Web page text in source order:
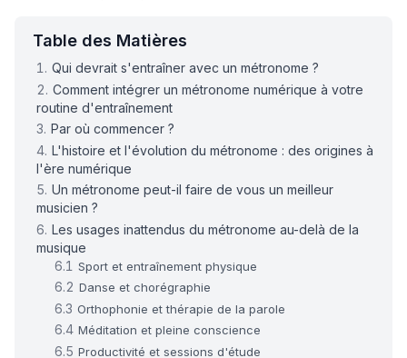
Table des Matières
Qui devrait s'entraîner avec un métronome ?
Comment intégrer un métronome numérique à votre
routine d'entraînement
Par où commencer ?
L'histoire et l'évolution du métronome : des origines à
l'ère numérique
Un métronome peut-il faire de vous un meilleur
musicien ?
Les usages inattendus du métronome au-delà de la
musique
Sport et entraînement physique
Danse et chorégraphie
Orthophonie et thérapie de la parole
Méditation et pleine conscience
Productivité et sessions d'étude